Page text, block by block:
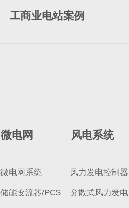
工商业电站案例
微电网
微电网系统
储能变流器/PCS
风电系统
风力发电控制器
分散式风力发电